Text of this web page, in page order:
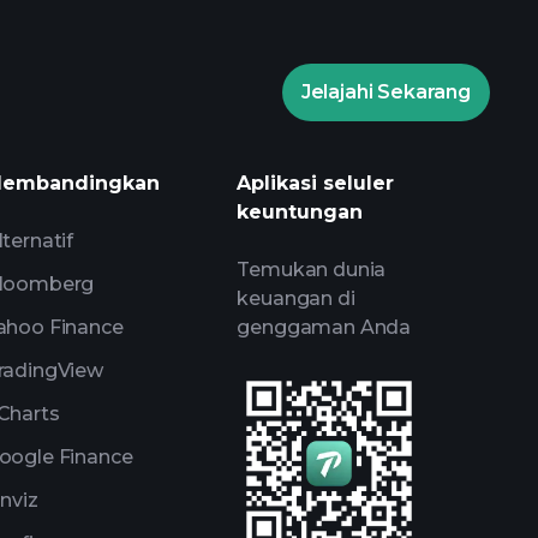
Portofolio Miliarder
Jelajahi Sekarang
Finance
Finance
Aplikasi seluler
keuntungan
Temukan dunia
keuangan di
genggaman Anda